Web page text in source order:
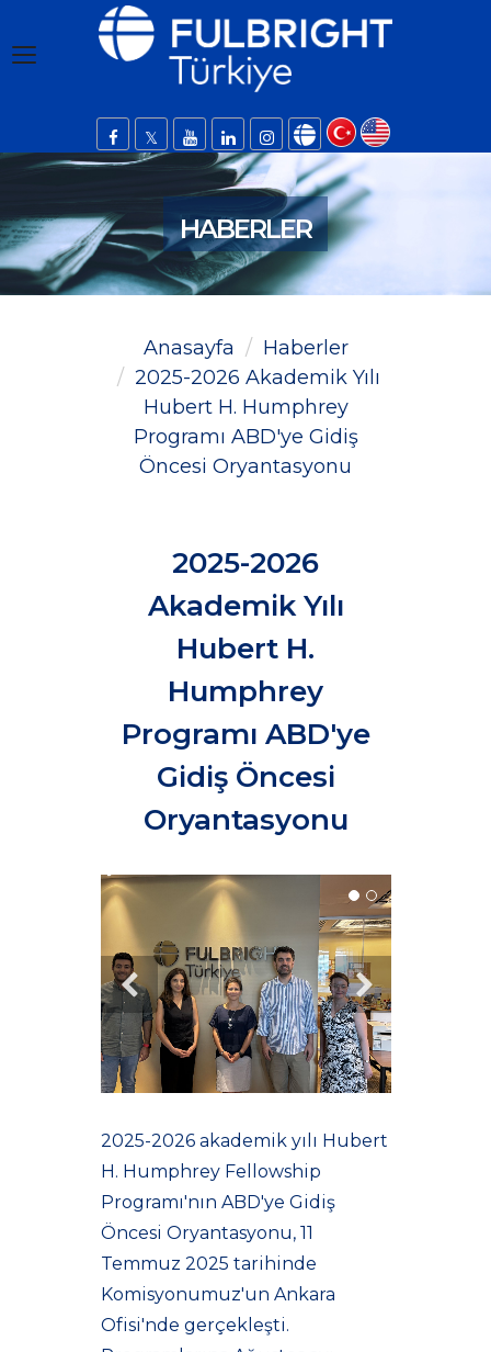
HABERLER
Anasayfa
Haberler
2025-2026 Akademik Yılı
Hubert H. Humphrey
Programı ABD'ye Gidiş
Öncesi Oryantasyonu
2025-2026
Akademik Yılı
Hubert H.
Humphrey
Programı ABD'ye
Gidiş Öncesi
Oryantasyonu
2025-2026 akademik yılı Hubert
H. Humphrey Fellowship
Programı'nın ABD'ye Gidiş
Öncesi Oryantasyonu, 11
Temmuz 2025 tarihinde
Komisyonumuz'un Ankara
Ofisi'nde gerçekleşti.